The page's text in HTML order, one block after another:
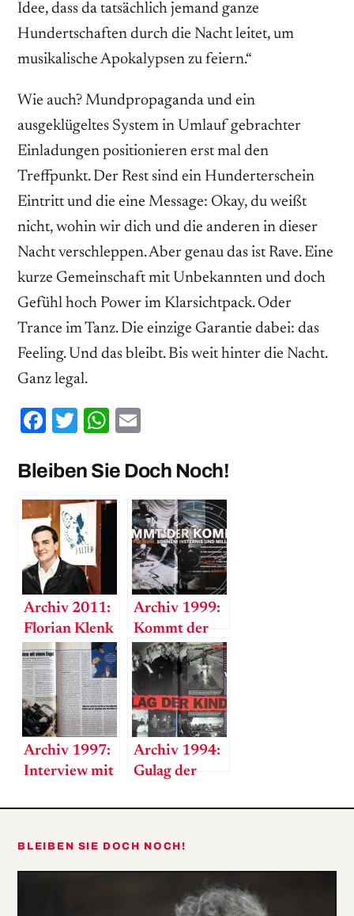
Idee, dass da tatsächlich jemand ganze
Hundertschaften durch die Nacht leitet, um
musikalische Apokalypsen zu feiern.“
Wie auch? Mundpropaganda und ein
ausgeklügeltes System in Umlauf gebrachter
Einladungen positionieren erst mal den
Treffpunkt. Der Rest sind ein Hunderterschein
Eintritt und die eine Message: Okay, du weißt
nicht, wohin wir dich und die anderen in dieser
Nacht verschleppen. Aber genau das ist Rave. Eine
kurze Gemeinschaft mit Unbekannten und doch
Gefühl hoch Power im Klarsichtpack. Oder
Trance im Tanz. Die einzige Garantie dabei: das
Feeling. Und das bleibt. Bis weit hinter die Nacht.
Ganz legal.
Facebook
TwitterWhatsApp
Bleiben Sie Doch Noch!
Archiv 2011:
Florian Klenk
– Der neue
Aufdecker der
Nation
Archiv 1999:
Kommt der
Komet?
Archiv 1997:
Interview mit
Archiv 1994:
Gulag der
BLEIBEN SIE DOCH NOCH!